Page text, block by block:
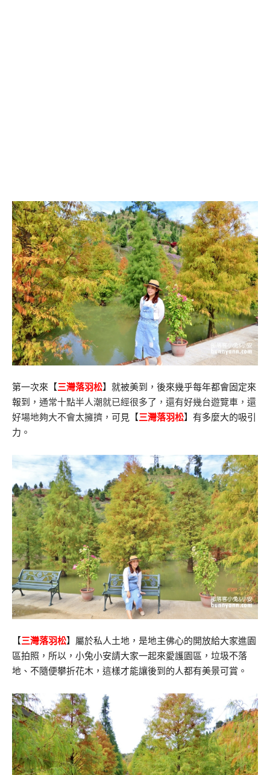
第一次來【三灣落羽松】就被美到，後來幾乎每年都會固定來
報到， 通常十點半人潮就已經很多了， 還有好幾台遊覽車，還
好場地夠大不會太擁擠， 可見【三灣落羽松】有多麼大的吸引
力。
【三灣落羽松】屬於私人土地，是地主佛心的開放給大家進園
區拍照，所以，小兔小安請大家一起來愛護園區，垃圾不落
地、不隨便攀折花木，這樣才能讓後到的人都有美景可賞。